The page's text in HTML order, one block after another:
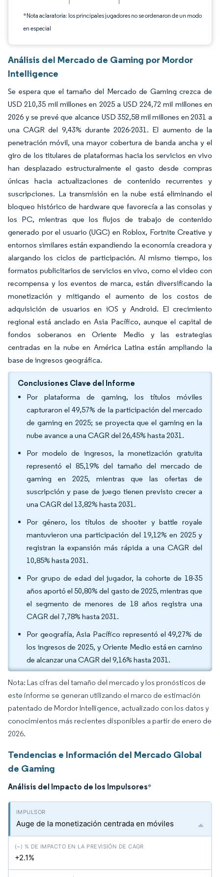
*Nota aclaratoria: los principales jugadores no se ordenaron de un modo
en especial
Análisis del Mercado de Gaming por Mordor
Intelligence
Se espera que el tamaño del Mercado de Gaming crezca de
USD 210,35 mil millones en 2025 a USD 224,72 mil millones en
2026 y se prevé que alcance USD 352,58 mil millones en 2031 a
una CAGR del 9,43% durante 2026-2031. El aumento de la
penetración móvil, una mayor cobertura de banda ancha y el
giro de los titulares de plataformas hacia los servicios en vivo
han desplazado estructuralmente el gasto desde compras
únicas hacia actualizaciones de contenido recurrentes y
suscripciones. La transmisión en la nube está eliminando el
bloqueo histórico de hardware que favorecía a las consolas y
los PC, mientras que los flujos de trabajo de contenido
generado por el usuario (UGC) en Roblox, Fortnite Creative y
entornos similares están expandiendo la economía creadora y
alargando los ciclos de participación. Al mismo tiempo, los
formatos publicitarios de servicios en vivo, como el video con
recompensa y los eventos de marca, están diversificando la
monetización y mitigando el aumento de los costos de
adquisición de usuarios en iOS y Android. El crecimiento
regional está anclado en Asia Pacífico, aunque el capital de
fondos soberanos en Oriente Medio y las estrategias
centradas en la nube en América Latina están ampliando la
base de ingresos geográfica.
Conclusiones Clave del Informe
Por plataforma de gaming, los títulos móviles
capturaron el 49,57% de la participación del mercado
de gaming en 2025; se proyecta que el gaming en la
nube avance a una CAGR del 26,45% hasta 2031.
Por modelo de ingresos, la monetización gratuita
representó el 85,19% del tamaño del mercado de
gaming en 2025, mientras que las ofertas de
suscripción y pase de juego tienen previsto crecer a
una CAGR del 13,82% hasta 2031.
Por género, los títulos de shooter y battle royale
mantuvieron una participación del 19,12% en 2025 y
registran la expansión más rápida a una CAGR del
10,85% hasta 2031.
Por grupo de edad del jugador, la cohorte de 18-35
años aportó el 50,80% del gasto de 2025, mientras que
el segmento de menores de 18 años registra una
CAGR del 7,78% hasta 2031.
Por geografía, Asia Pacífico representó el 49,27% de
los ingresos de 2025, y Oriente Medio está en camino
de alcanzar una CAGR del 9,16% hasta 2031.
Nota: Las cifras del tamaño del mercado y los pronósticos de
este informe se generan utilizando el marco de estimación
patentado de Mordor Intelligence, actualizado con los datos y
conocimientos más recientes disponibles a partir de enero de
2026.
Tendencias e Información del Mercado Global
de Gaming
Análisis del Impacto de los Impulsores*
Auge de la monetización centrada en móviles
+2.1%